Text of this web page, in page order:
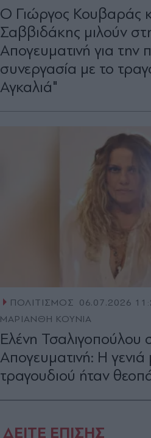
Ο Γιώργος Κουβαράς
Σαββιδάκης μιλούν
Απογευματινή για την
συνεργασία με το
Αγκαλιά"
ΠΟΛΙΤΙΣΜΟΣ
06.07.2026
ΜΑΡΙΑΝΘΗ ΚΟΥΝΙΑ
Ελένη Τσαλιγοπούλου
Απογευματινή: Η γενιά
τραγουδιού ήταν